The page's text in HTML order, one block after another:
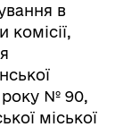
в
комісії,
року № 90,
міської